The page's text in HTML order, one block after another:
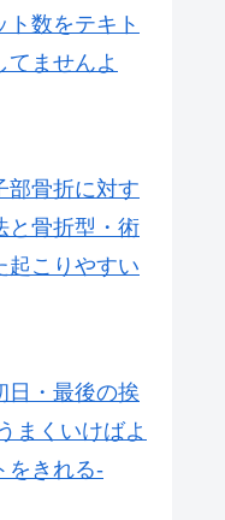
ト数をテキト
てませんよ
部骨折に対す
と骨折型・術
起こりやすい
日・最後の挨
まくいけばよ
をきれる-